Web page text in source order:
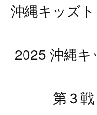
沖縄キッズ
2025 沖縄キ
第３